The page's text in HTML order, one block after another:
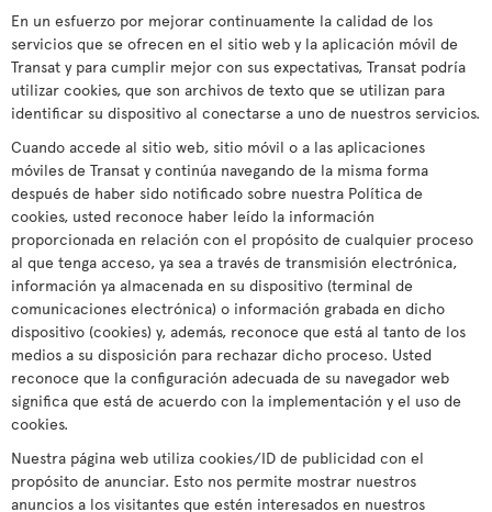
En un esfuerzo por mejorar continuamente la calidad de los
servicios que se ofrecen en el sitio web y la aplicación móvil de
Transat y para cumplir mejor con sus expectativas, Transat podría
utilizar cookies, que son archivos de texto que se utilizan para
identificar su dispositivo al conectarse a uno de nuestros servicios.
Cuando accede al sitio web, sitio móvil o a las aplicaciones
móviles de Transat y continúa navegando de la misma forma
después de haber sido notificado sobre nuestra Política de
cookies, usted reconoce haber leído la información
proporcionada en relación con el propósito de cualquier proceso
al que tenga acceso, ya sea a través de transmisión electrónica,
información ya almacenada en su dispositivo (terminal de
comunicaciones electrónica) o información grabada en dicho
dispositivo (cookies) y, además, reconoce que está al tanto de los
medios a su disposición para rechazar dicho proceso. Usted
reconoce que la configuración adecuada de su navegador web
significa que está de acuerdo con la implementación y el uso de
cookies.
Nuestra página web utiliza cookies/ID de publicidad con el
propósito de anunciar. Esto nos permite mostrar nuestros
anuncios a los visitantes que estén interesados en nuestros